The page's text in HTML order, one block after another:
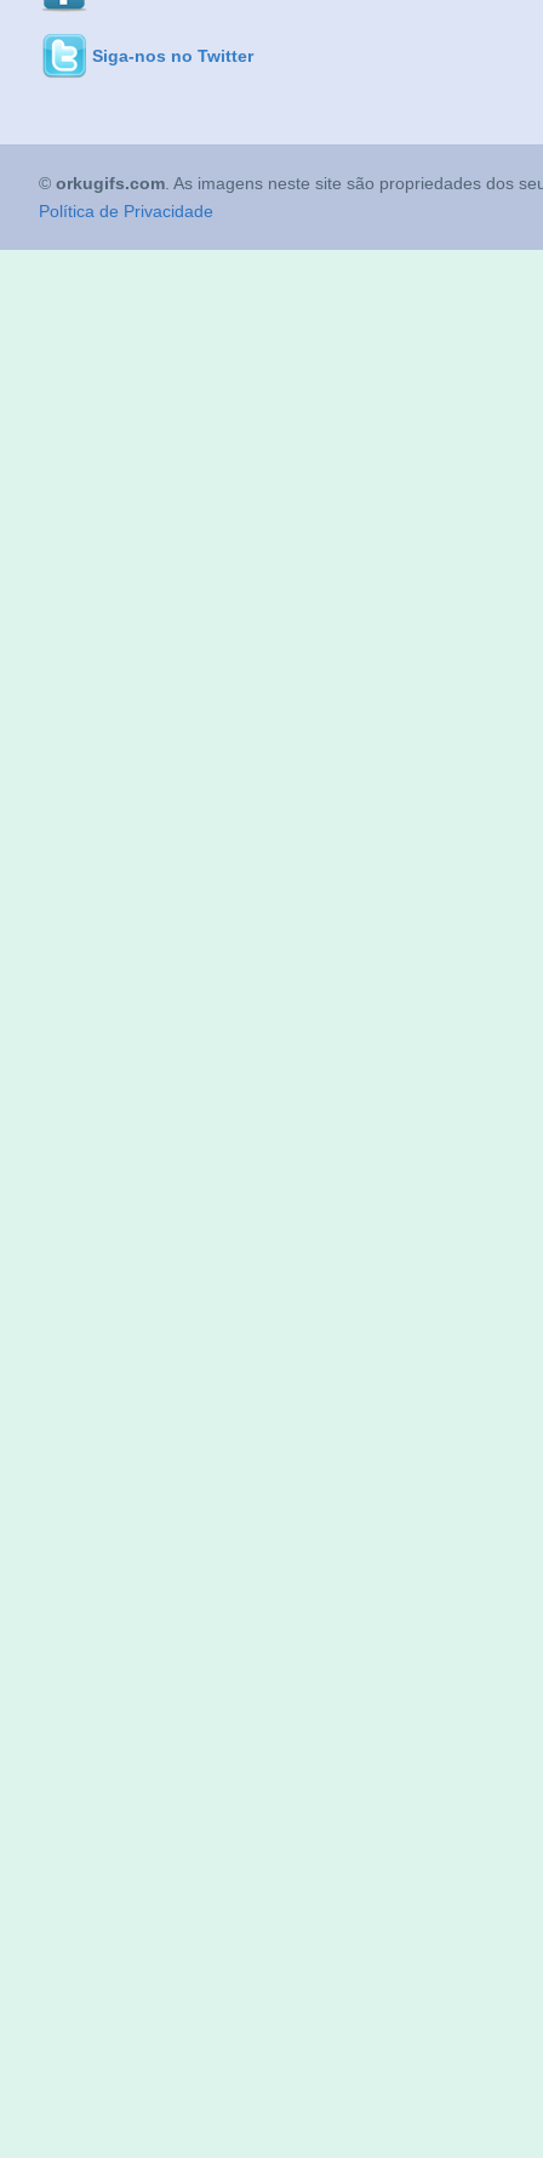
Siga-nos no Twitter
© orkugifs.com . As imagens neste site são propriedades dos
Política de Privacidade